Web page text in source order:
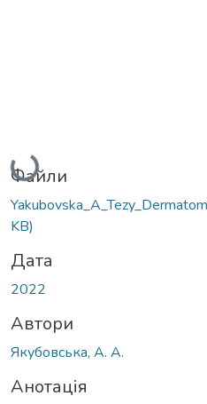
Вантажиться...
Файли
KB)
Дата
2022
Автори
Якубовська, А. А.
Анотація